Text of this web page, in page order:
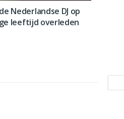
Nederlandse DJ op
leeftijd overleden